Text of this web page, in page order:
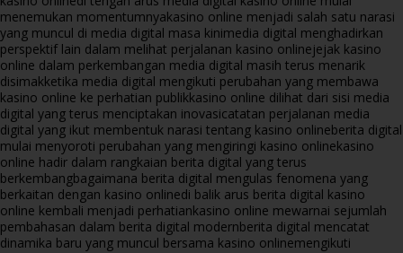
menemukan momentumnyakasino online menjadi salah satu narasi
yang muncul di media digital masa kinimedia digital menghadirkan
perspektif lain dalam melihat perjalanan kasino onlinejejak kasino
online dalam perkembangan media digital masih terus menarik
disimakketika media digital mengikuti perubahan yang membawa
kasino online ke perhatian publikkasino online dilihat dari sisi media
digital yang terus menciptakan inovasicatatan perjalanan media
digital yang ikut membentuk narasi tentang kasino onlineberita digital
mulai menyoroti perubahan yang mengiringi kasino onlinekasino
online hadir dalam rangkaian berita digital yang terus
berkembangbagaimana berita digital mengulas fenomena yang
berkaitan dengan kasino onlinedi balik arus berita digital kasino
online kembali menjadi perhatiankasino online mewarnai sejumlah
pembahasan dalam berita digital modernberita digital mencatat
dinamika baru yang muncul bersama kasino onlinemengikuti